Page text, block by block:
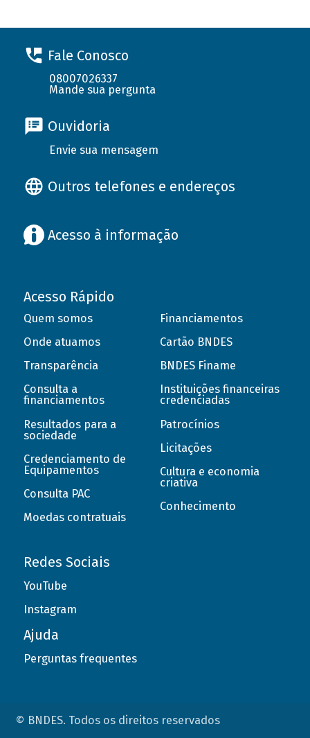
Fale Conosco
08007026337
Mande sua pergunta
Ouvidoria
Envie sua mensagem
Outros telefones e endereços
Acesso à informação
Acesso Rápido
Quem somos
Onde atuamos
Transparência
Consulta a
financiamentos
Resultados para a
sociedade
Credenciamento de
Equipamentos
Consulta PAC
Moedas contratuais
Financiamentos
Cartão BNDES
BNDES Finame
Instituições financeiras
credenciadas
Patrocínios
Licitações
Cultura e economia
criativa
Conhecimento
Redes Sociais
YouTube
Instagram
Ajuda
Perguntas frequentes
© BNDES. Todos os direitos reservados